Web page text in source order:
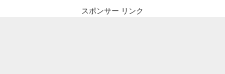
スポンサー リンク